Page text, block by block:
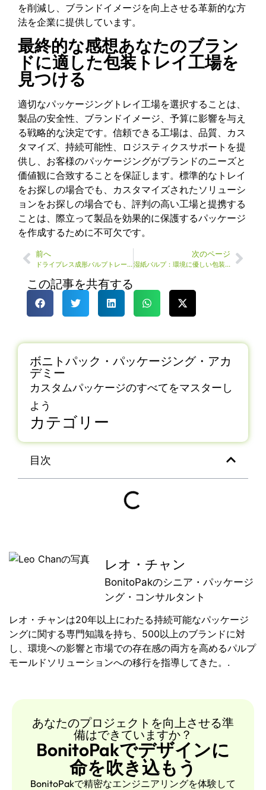
を削減し、ブランドイメージを向上させる革新的な方
法を企業に提供しています。
最終的な感想あなたのブラン
ドに適した包装トレイ工場を
見つける
適切なパッケージングトレイ工場を選択することは、
製品の安全性、ブランドイメージ、予算に影響を与え
る戦略的な決定です。信頼できる工場は、品質、カス
タマイズ、持続可能性、ロジスティクスサポートを提
供し、お客様のパッケージングがブランドのニーズと
価値観に合致することを保証します。標準的なトレイ
をお探しの場合でも、カスタマイズされたソリューシ
ョンをお探しの場合でも、評判の高い工場と提携する
ことは、際立って製品を効果的に保護するパッケージ
を作成するために不可欠です。
前へ
ドライプレス成形パルプトレー：現代包装の持続可能な選択
次のページ
湿紙パルプ：環境に優しい包装のための持続可能な選択
この記事を共有する
ボニトパック・パッケージング・アカ
デミー
カスタムパッケージのすべてをマスターし
よう
カテゴリー
目次
レオ・チャン
BonitoPakのシニア・パッケージ
ング・コンサルタント
レオ・チャンは20年以上にわたる持続可能なパッケージ
ングに関する専門知識を持ち、500以上のブランドに対
し、環境への影響と市場での存在感の両方を高めるパルプ
モールドソリューションへの移行を指導してきた。.
あなたのプロジェクトを向上させる準
備はできていますか？
BonitoPakでデザインに
命を吹き込もう
BonitoPakで精密なエンジニアリングを体験して